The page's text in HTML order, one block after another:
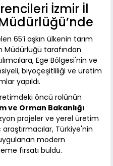
İzmir İl
65’i aşkın ülkenin tarım
Müdürlüğü tarafından
Ege Bölgesi'nin ve
biyoçeşitliliği ve üretim
yapıldı.
öncü rolünün
ve Orman Bakanlığı
projeler ve yerel üretim
Türkiye'nin
modern
fırsatı buldu.